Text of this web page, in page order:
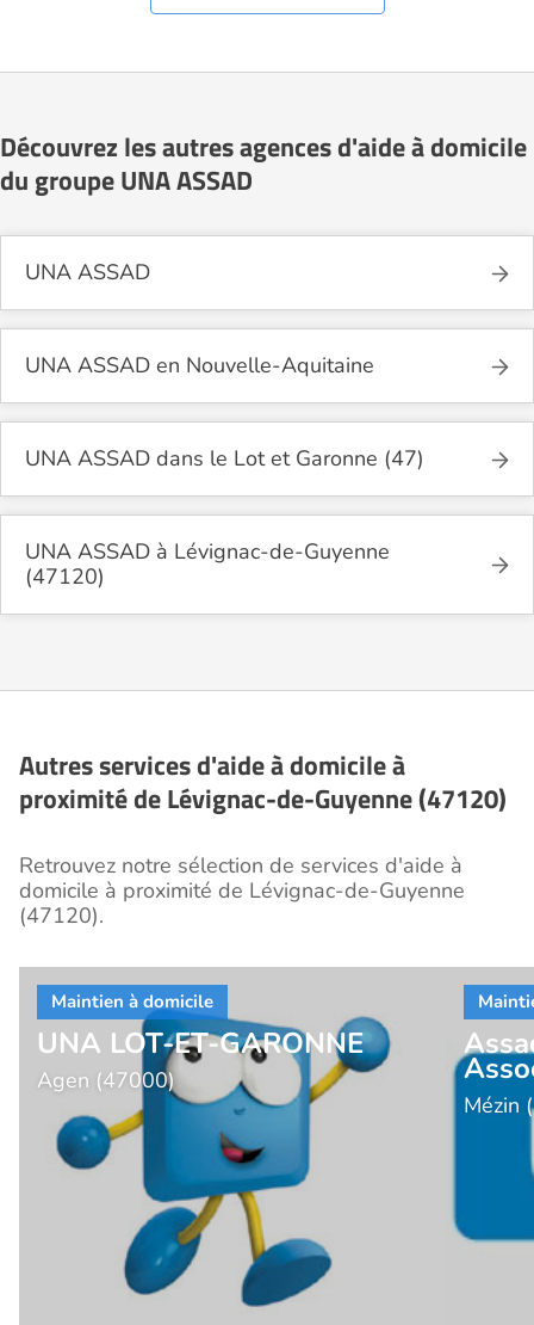
Découvrez les autres agences d'aide à domicile
du groupe UNA ASSAD
UNA ASSAD
UNA ASSAD en Nouvelle-Aquitaine
UNA ASSAD dans le Lot et Garonne (47)
UNA ASSAD à Lévignac-de-Guyenne
(47120)
Autres services d'aide à domicile à
proximité de Lévignac-de-Guyenne (47120)
Retrouvez notre sélection de services d'aide à
domicile à proximité de Lévignac-de-Guyenne
(47120).
UNA LOT-ET-GARONNE
Agen (47000)
Mézin